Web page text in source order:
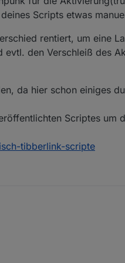
Scripts etwas
rentiert, um eine
evtl. den Verschleiß des
da hier schon einiges
Scriptes um
tibberlink-scripte
bis am nächsten